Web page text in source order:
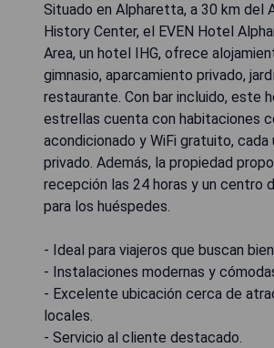
Situado en Alpharetta, a 30 km del
History Center, el EVEN Hotel
Area, un hotel IHG, ofrece
gimnasio, aparcamiento privado,
restaurante. Con bar incluido, este
estrellas cuenta con habitaciones
acondicionado y WiFi gratuito, cada
privado. Además, la propiedad
recepción las 24 horas y un centro
para los huéspedes.
- Ideal para viajeros que buscan
- Instalaciones modernas y
- Excelente ubicación cerca de
locales.
- Servicio al cliente destacado.